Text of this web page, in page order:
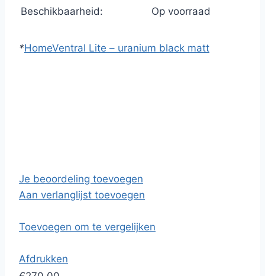
Beschikbaarheid: Op voorraad
*HomeVentral Lite – uranium black matt
Je beoordeling toevoegen
Aan verlanglijst toevoegen
Toevoegen om te vergelijken
Afdrukken